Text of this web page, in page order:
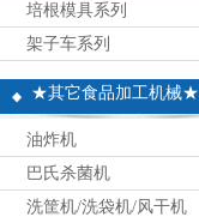
培根模具系列
架子车系列
★其它食品加工机械★
油炸机
巴氏杀菌机
洗筐机/洗袋机/风干机